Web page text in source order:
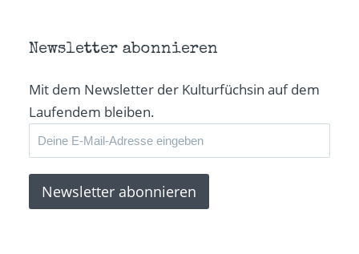
Newsletter abonnieren
Mit dem Newsletter der Kulturfüchsin auf dem
Laufendem bleiben.